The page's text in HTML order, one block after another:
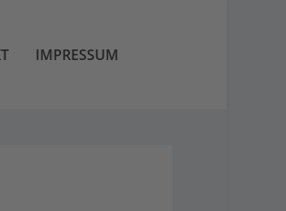
IMPRESSUM